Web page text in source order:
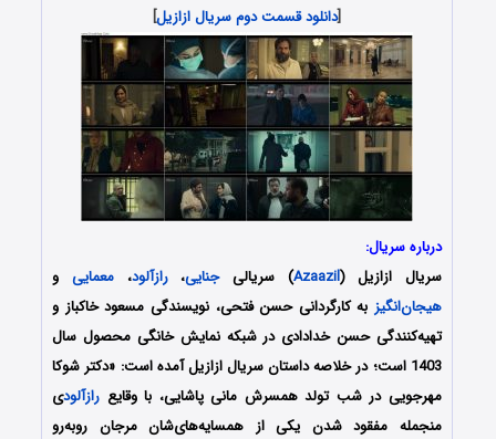
[دانلود قسمت دوم سریال ازازیل]
درباره سریال:
سریال ازازیل (Azaazil) سریالیجنایی،رازآلود،معمایی و
هیجان‌انگیز به کارگردانی حسن فتحی، نویسندگی مسعود خاکباز و
تهیه‌کنندگی حسن خدادادی در شبکه نمایش خانگی محصول سال
1403 است؛ در خلاصه داستان سریال ازازیل آمده است: «دکتر شوکا
مهرجویی در شب تولد همسرش مانی پاشایی، با وقایع رازآلودی
منجمله مفقود شدن یکی از همسایه‌‌های‌شان مرجان رو‌به‌رو